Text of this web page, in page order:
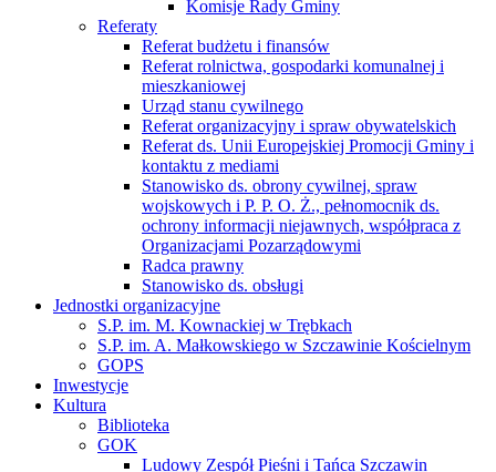
Komisje Rady Gminy
Referaty
Referat budżetu i finansów
Referat rolnictwa, gospodarki komunalnej i
mieszkaniowej
Urząd stanu cywilnego
Referat organizacyjny i spraw obywatelskich
Referat ds. Unii Europejskiej Promocji Gminy i
kontaktu z mediami
Stanowisko ds. obrony cywilnej, spraw
wojskowych i P. P. O. Ż., pełnomocnik ds.
ochrony informacji niejawnych, współpraca z
Organizacjami Pozarządowymi
Radca prawny
Stanowisko ds. obsługi
Jednostki organizacyjne
S.P. im. M. Kownackiej w Trębkach
S.P. im. A. Małkowskiego w Szczawinie Kościelnym
GOPS
Inwestycje
Kultura
Biblioteka
GOK
Ludowy Zespół Pieśni i Tańca Szczawin